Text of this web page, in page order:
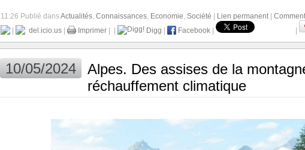
11:26 Publié dansActualités, Connaissances, Economie, Société Lien permanent|
del.icio.us Imprimer Digg Facebook
10/05/2024
Alpes. Des assises de la
réchauffement climatique